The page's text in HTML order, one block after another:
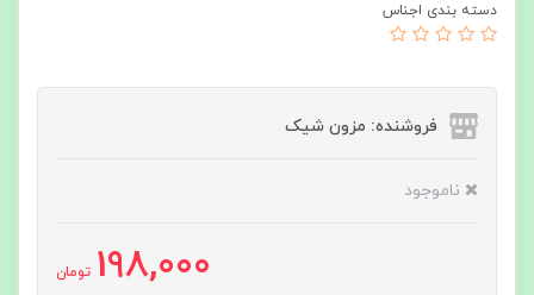
دسته بندی اجناس
فروشنده: مزون شیک
ناموجود
198,000 تومان